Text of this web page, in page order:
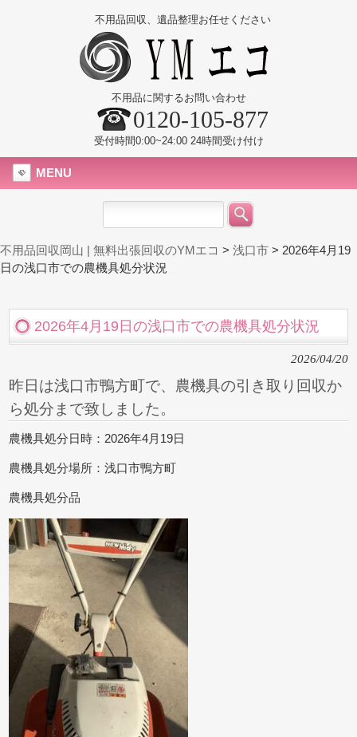
不用品回収、遺品整理お任せください
不用品に関するお問い合わせ
0120-105-877
受付時間0:00~24:00 24時間受け付け
MENU
不用品回収岡山 | 無料出張回収のYMエコ > 浅口市 > 2026年4月19
日の浅口市での農機具処分状況
2026年4月19日の浅口市での農機具処分状況
2026/04/20
昨日は浅口市鴨方町で、農機具の引き取り回収か
ら処分まで致しました。
農機具処分日時：2026年4月19日
農機具処分場所：浅口市鴨方町
農機具処分品